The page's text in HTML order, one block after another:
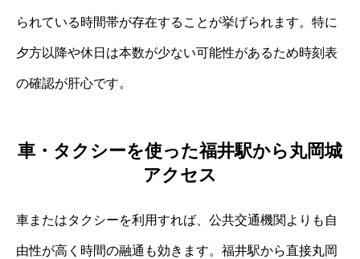
られている時間帯が存在することが挙げられます。特に
夕方以降や休日は本数が少ない可能性があるため時刻表
の確認が肝心です。
車・タクシーを使った福井駅から丸岡城
アクセス
車またはタクシーを利用すれば、公共交通機関よりも自
由性が高く時間の融通も効きます。福井駅から直接丸岡